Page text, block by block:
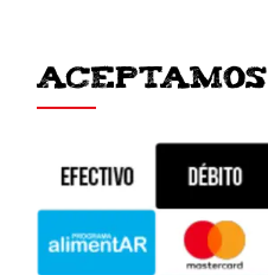
ACEPTAMOS